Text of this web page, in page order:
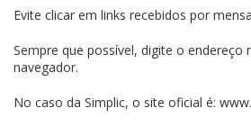
Evite clicar em links recebidos por
Sempre que possível, digite o endereço
navegador.
No caso da Simplic, o site oficial é: